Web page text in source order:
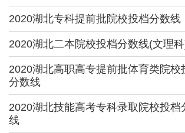
2020湖北专科提前批院校投档分数线
2020湖北二本院校投档分数线(文理
2020湖北高职高专提前批体育类院校
分数线
2020湖北技能高考专科录取院校投档
线